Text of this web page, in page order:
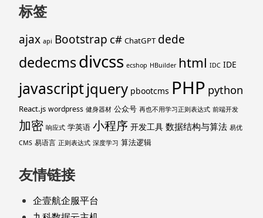
标签
ajax api Bootstrap c# ChatGPT dede
dedecmsdivcss ecshop HBuilder html IDC IDE
javascriptjquery pbootcms PHP python
React.js wordpress 健身器材 公众号 再也不用学习正则表达式 前端开发
加密 响应式 学英语 小程序 开发工具 数据结构与算法 易优
CMS 易语言 正则表达式 深度学习 算法逻辑
友情链接
企壹航企服平台